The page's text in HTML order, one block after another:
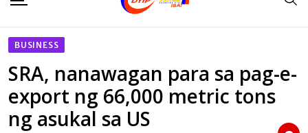
BUSINESS
SRA, nanawagan para sa pag-e-
export ng 66,000 metric tons
ng asukal sa US